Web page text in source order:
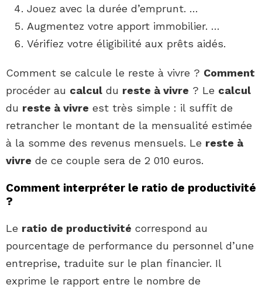
Jouez avec la durée d’emprunt. …
Augmentez votre apport immobilier. …
Vérifiez votre éligibilité aux prêts aidés.
Comment se calcule le reste à vivre ? Comment
procéder au calcul du reste à vivre ? Le calcul
du reste à vivre est très simple : il suffit de
retrancher le montant de la mensualité estimée
à la somme des revenus mensuels. Le reste à
vivre de ce couple sera de 2 010 euros.
Comment interpréter le ratio de productivité
?
Le ratio de productivité correspond au
pourcentage de performance du personnel d’une
entreprise, traduite sur le plan financier. Il
exprime le rapport entre le nombre de